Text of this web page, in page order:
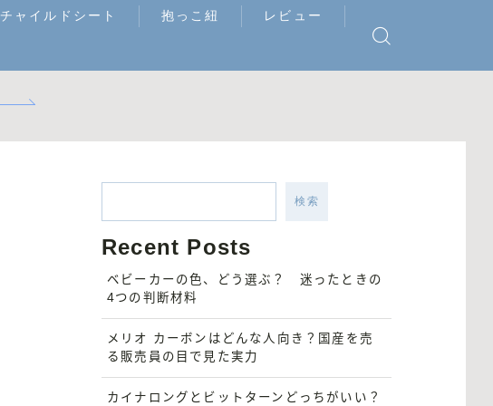
チャイルドシート 抱っこ紐 レビュー
検索
Recent Posts
ベビーカーの色、どう選ぶ？ 迷ったときの
4つの判断材料
メリオ カーボンはどんな人向き？国産を売
る販売員の目で見た実力
カイナロングとビットターンどっちがいい？